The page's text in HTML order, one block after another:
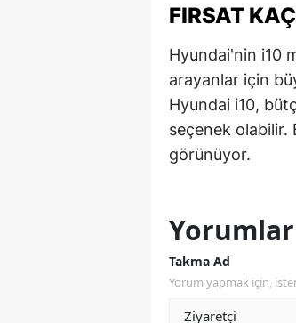
FIRSAT
Hyundai'nin i10
arayanlar için
Hyundai i10,
seçenek olabilir.
görünüyor.
Yorumlar
Takma Ad
Yorum yapmak için,